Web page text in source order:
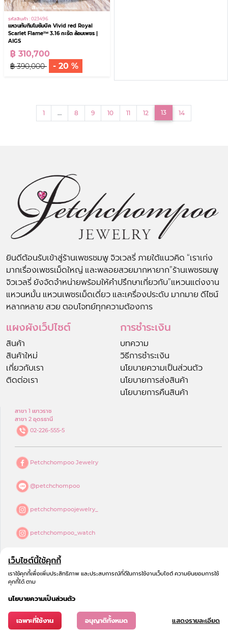
รหัสสินค้า : 023496
แหวนทับทิมโมซัมบิค Vivid red Royal
Scarlet Flame™ 3.16 กะรัต ล้อมเพชร |
AIGS
฿ 310,700
฿ 390,000 - 20 %
1 … 8 9 10 11 12 13(current)
14
ยินดีต้อนรับเข้าสู่ร้านเพชรชมพู จิวเวลรี่ ภายใต้แนวคิด “เราเก่ง
มากเรื่องเพชรเม็ดใหญ่ และพลอยสวยมากหายาก”ร้านเพชรชมพู
จิวเวลรี่ ยังจัดจำหน่ายพร้อมให้คำปรึกษาเกี่ยวกับ”แหวนแต่งงาน
แหวนหมั้น แหวนเพชรเม็ดเดี่ยว และเครื่องประดับ มากมาย ดีไซน์
หลากหลาย สวย ตอบโจทย์ทุกความต้องการ
แผงผังเว็ปไซต์
สินค้า
สินค้าใหม่
เกี่ยวกับเรา
ติดต่อเรา
การชำระเงิน
บทความ
วิธีการชำระเงิน
นโยบายความเป็นส่วนตัว
นโยบายการส่งสินค้า
นโยบายการคืนสินค้า
สาขา 1 เยาวราช
สาขา 2 อุดรธานี
02-226-555-5
Petchchompoo Jewelry
@petchchompoo
petchchompoojewelry_
petchchompoo_watch
petchchompoojewelry
petchchompoo jewelry
เว็บไซต์นี้ใช้คุกกี้
เราใช้คุกกี้เพื่อเพิ่มประสิทธิภาพ และประสบการณ์ที่ดีในการใช้งานเว็บไซต์ ความยินยอมการใช้
คุกกี้ได้ ตาม
นโยบายความเป็นส่วนตัว
เฉพาะที่ใช้งาน อนุญาติทั้งหมด แสดงรายละเอียด